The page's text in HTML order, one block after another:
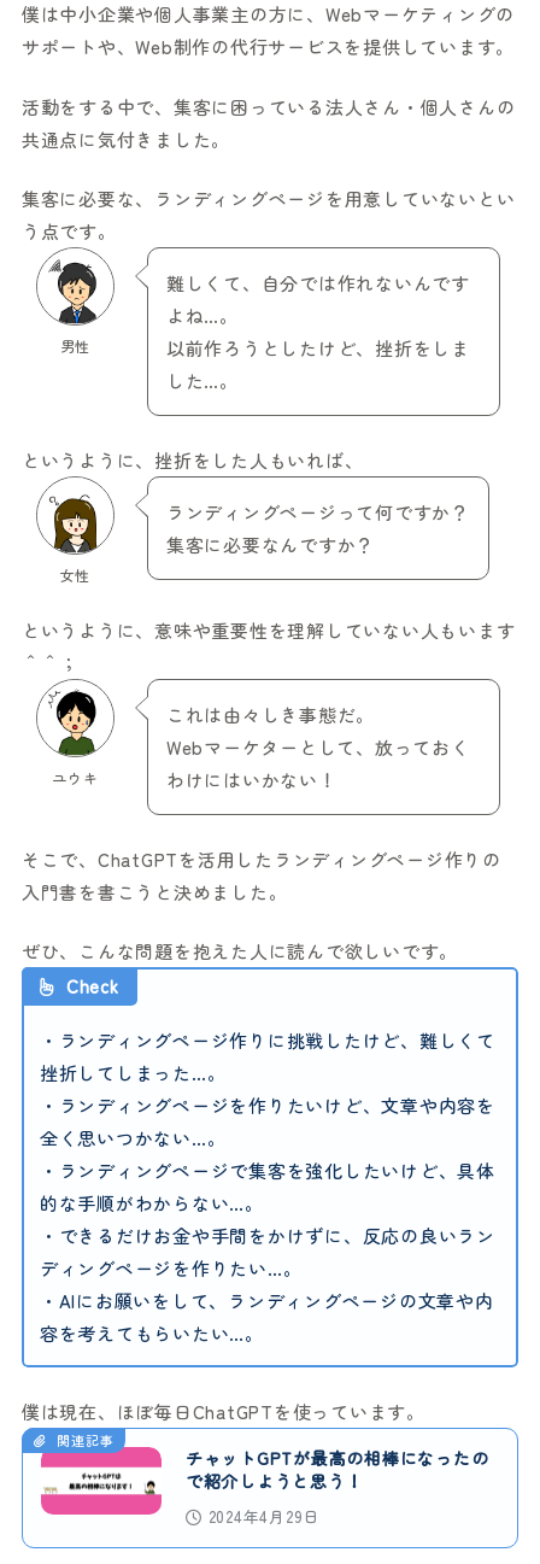
僕は中小企業や個人事業主の方に、Webマーケティングの
サポートや、Web制作の代行サービスを提供しています。
活動をする中で、集客に困っている法人さん・個人さんの
共通点に気付きました。
集客に必要な、ランディングページを用意していないとい
う点です。
男性
難しくて、自分では作れないんです
よね…。
以前作ろうとしたけど、挫折をしま
した…。
というように、挫折をした人もいれば、
女性
ランディングページって何ですか？
集客に必要なんですか？
というように、意味や重要性を理解していない人もいます
＾＾；
ユウキ
これは由々しき事態だ。
Webマーケターとして、放っておく
わけにはいかない！
そこで、ChatGPTを活用したランディングページ作りの
入門書を書こうと決めました。
ぜひ、こんな問題を抱えた人に読んで欲しいです。
Check
・ランディングページ作りに挑戦したけど、難しくて
挫折してしまった…。
・ランディングページを作りたいけど、文章や内容を
全く思いつかない…。
・ランディングページで集客を強化したいけど、具体
的な手順がわからない…。
・できるだけお金や手間をかけずに、反応の良いラン
ディングページを作りたい…。
・AIにお願いをして、ランディングページの文章や内
容を考えてもらいたい…。
僕は現在、ほぼ毎日ChatGPTを使っています。
関連記事
チャットGPTが最高の相棒になったの
で紹介しようと思う！
2024年4月29日